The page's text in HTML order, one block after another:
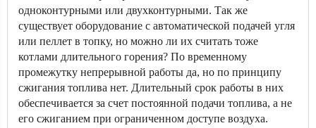
одноконтурными или двухконтурными. Так же
существует оборудование с автоматической подачей угля
или пеллет в топку, но можно ли их считать тоже
котлами длительного горения? По временному
промежутку непрерывной работы да, но по принципу
сжигания топлива нет. Длительный срок работы в них
обеспечивается за счет постоянной подачи топлива, а не
его сжиганием при ограниченном доступе воздуха.